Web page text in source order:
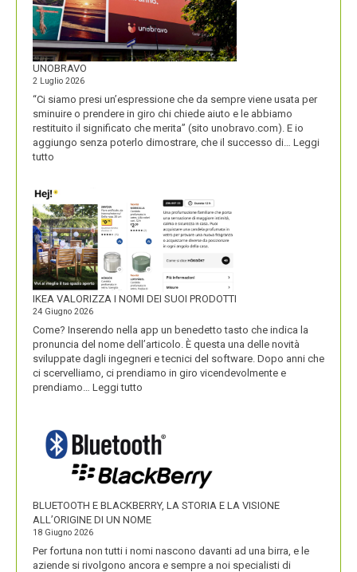
UNOBRAVO
2 Luglio 2026
“Ci siamo presi un’espressione che da sempre viene usata per
sminuire o prendere in giro chi chiede aiuto e le abbiamo
restituito il significato che merita” (sito unobravo.com). E io
aggiungo senza poterlo dimostrare, che il successo di… Leggi
tutto
IKEA VALORIZZA I NOMI DEI SUOI PRODOTTI
24 Giugno 2026
Come? Inserendo nella app un benedetto tasto che indica la
pronuncia del nome dell’articolo. È questa una delle novità
sviluppate dagli ingegneri e tecnici del software. Dopo anni che
ci scervelliamo, ci prendiamo in giro vicendevolmente e
prendiamo… Leggi tutto
NOMI
DEI
SUOI
PRODOTTI
BLUETOOTH E BLACKBERRY, LA STORIA E LA VISIONE
ALL’ORIGINE DI UN NOME
18 Giugno 2026
Per fortuna non tutti i nomi nascono davanti ad una birra, e le
aziende si rivolgono ancora e sempre a noi specialisti di